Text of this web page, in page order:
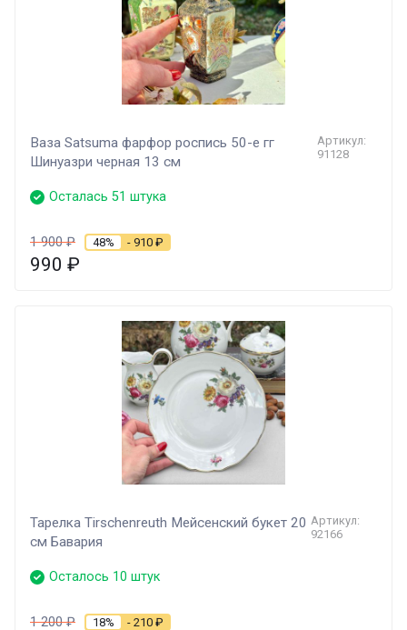
Ваза Satsuma фарфор роспись 50-е гг
Шинуазри черная 13 см
Артикул:
91128
Осталась 51 штука
1 900₽ 48% - 910 ₽
990 ₽
Тарелка Tirschenreuth Мейсенский букет 20
см Бавария
Артикул:
92166
Осталось 10 штук
1 200₽ 18% - 210 ₽